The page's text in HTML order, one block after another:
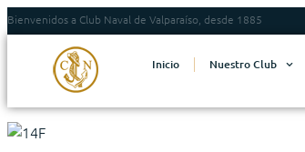
Bienvenidos a Club Naval de Valparaíso, desde 1885
Inicio Nuestro Club